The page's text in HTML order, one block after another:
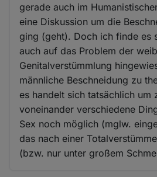
gerade auch im
eine Diskussion um die
ging (geht). Doch ich finde es
auch auf das Problem der
Genitalverstümmlung
männliche Beschneidung zu
es handelt sich tatsächlich um
voneinander verschiedene
Sex noch möglich (mglw.
das nach einer
(bzw. nur unter großem